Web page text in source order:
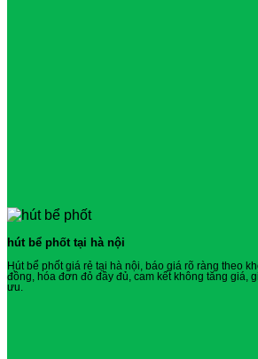
hút bể phốt tại hà nội
Hút bể phốt giá rẻ tại hà nội, báo giá rõ ràng theo
đồng, hóa đơn đỏ đầy đủ, cam kết không tăng giá,
ưu.